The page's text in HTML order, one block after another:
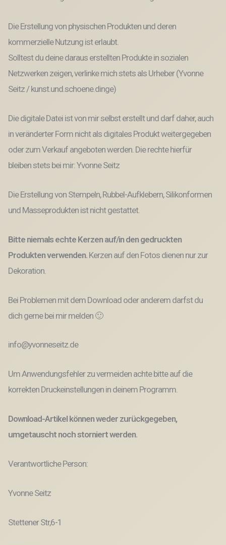
Die Erstellung von physischen Produkten und deren
kommerzielle Nutzung ist erlaubt.
Solltest du deine daraus erstellten Produkte in sozialen
Netzwerken zeigen, verlinke mich stets als Urheber (Yvonne
Seitz / kunst.und.schoene.dinge)
Die digitale Datei ist von mir selbst erstellt und darf daher, auch
in veränderter Form nicht als digitales Produkt weitergegeben
oder zum Verkauf angeboten werden. Die rechte hierfür
bleiben stets bei mir: Yvonne Seitz
Die Erstellung von Stempeln, Rubbel-Aufklebern, Silikonformen
und Masseprodukten ist nicht gestattet.
Bitte niemals echte Kerzen auf/in den gedruckten
Produkten verwenden. Kerzen auf den Fotos dienen nur zur
Dekoration.
Bei Problemen mit dem Download oder anderem darfst du
dich gerne bei mir melden 🙂
info@yvonneseitz.de
Um Anwendungsfehler zu vermeiden achte bitte auf die
korrekten Druckeinstellungen in deinem Programm.
Download-Artikel können weder zurückgegeben,
umgetauscht noch storniert werden.
Verantwortliche Person:
Yvonne Seitz
Stettener Str,6-1